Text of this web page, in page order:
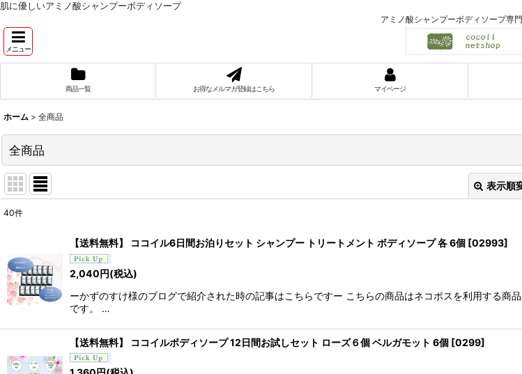
肌に優しいアミノ酸シャンプーボディソープ
アミノ酸シャンプーボディソープ専門
メニュー
商品一覧 お得なメルマガ登録はこちら マイページ
ホーム > 全商品
全商品
表示順
並び順:
絞り込む
40件
【送料無料】 ココイル6日間お泊りセット シャンプー トリートメント ボディソープ 各 6個 [02993]
2,040円(税込)
ーかずのすけ様のブログで紹介された時の記事はこちらですー こちらの商品はネコポスを利用する
です。 …
【送料無料】 ココイルボディソープ 12日間お試しセット ローズ６個 ベルガモット 6個 [0299]